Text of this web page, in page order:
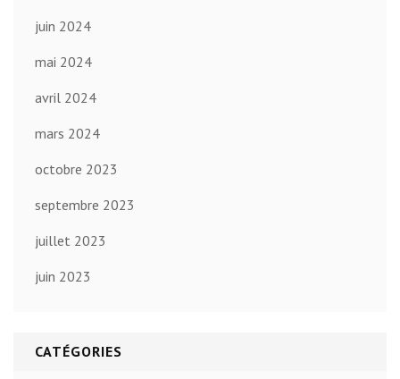
juin 2024
mai 2024
avril 2024
mars 2024
octobre 2023
septembre 2023
juillet 2023
juin 2023
CATÉGORIES